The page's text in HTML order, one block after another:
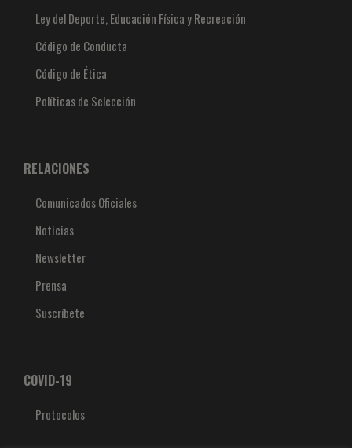
Ley del Deporte, Educación Física y Recreación
Código de Conducta
Código de Ética
Políticas de Selección
RELACIONES
Comunicados Oficiales
Noticias
Newsletter
Prensa
Suscríbete
COVID-19
Protocolos